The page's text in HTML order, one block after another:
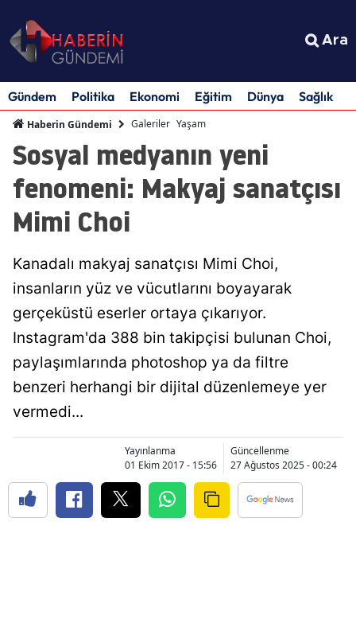
Ara
Gündem Politika Ekonomi Eğitim Dünya Sağlık
Haberin Gündemi Galeriler Yaşam
Sosyal medyanın yeni
fenomeni: Makyaj sanatçısı
Mimi Choi
Kanadalı makyaj sanatçısı Mimi Choi,
insanların yüz ve vücutlarını boyayarak
gerçeküstü eserler ortaya çıkarıyor.
Instagram'da 388 bin takipçisi bulunan Choi,
paylaşımlarında photoshop ya da filtre
benzeri herhangi bir dijital düzenlemeye yer
vermedi...
Yayınlanma
01 Ekim 2017 - 15:56
Güncellenme
27 Ağustos 2025 - 00:24